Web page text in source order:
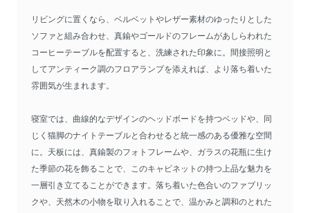
リビングに置くなら、ベルベットやレザー素材のゆったりとした
ソファと組み合わせ、真鍮やゴールドのフレームがあしらわれた
コーヒーテーブルを配置すると、洗練された印象に。間接照明と
してアンティーク調のフロアランプを添えれば、より落ち着いた
雰囲気が生まれます。
寝室では、曲線的なデザインのヘッドボードを持つベッドや、同
じく猫脚のナイトテーブルと合わせると統一感のある優雅な空間
に。天板には、真鍮製のフォトフレームや、ガラスの花瓶に生け
た季節の花を飾ることで、このキャビネットの持つ上品な魅力を
一層引き立てることができます。落ち着いた色合いのファブリッ
クや、天然木の小物を取り入れることで、温かみと調和のとれた